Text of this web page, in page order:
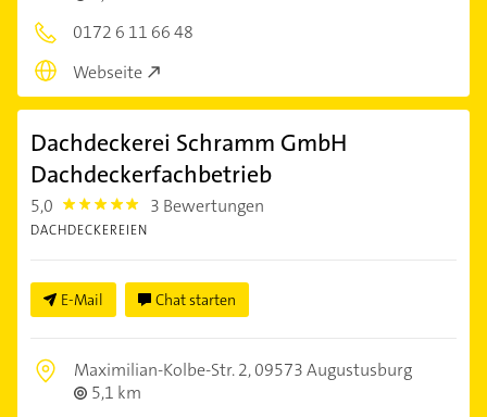
0172 6 11 66 48
Webseite
Dachdeckerei Schramm GmbH
Dachdeckerfachbetrieb
5,0 5.0 3 Bewertungen
DACHDECKEREIEN
E-Mail Chat starten
Maximilian-Kolbe-Str. 2,09573 Augustusburg
5,1 km